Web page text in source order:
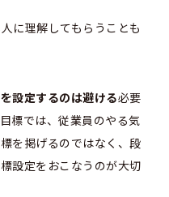
に理解してもらうことも
設定するのは避ける必要
標では、従業員のやる気
を掲げるのではなく、段
設定をおこなうのが大切